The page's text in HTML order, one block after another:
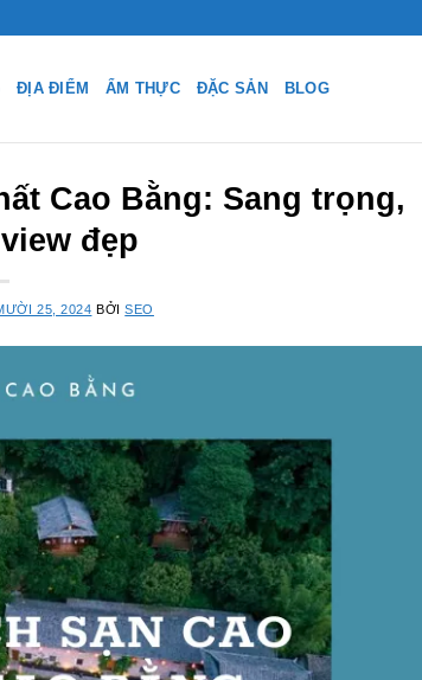
ĐỊA ĐIỂM ẨM THỰC ĐẶC SẢN BLOG
Cao Bằng: Sang trọng,
đẹp
25, 2024 BỞISEO